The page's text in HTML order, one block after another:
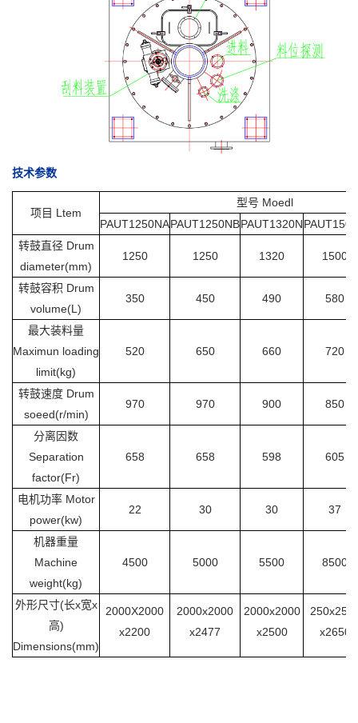
技术参数
项目 Ltem
型号 Moedl
PAUT1250NAPAUT1250NBPAUT1320N
转鼓直径 Drum
diameter(mm)
1250 1250 1320 1500
转鼓容积 Drum
volume(L)
350 450 490 580
最大装料量
Maximun loading
limit(kg)
520 650 660 720
转鼓速度 Drum
soeed(r/min)
970 970 900 850
分离因数
Separation
factor(Fr)
658 658 598 605
电机功率 Motor
power(kw)
22 30 30 37
机器重量
Machine
weight(kg)
4500 5000 5500 8500
外形尺寸(长x宽x
高)
Dimensions(mm)
2000X2000
x2200
2000x2000
x2477
2000x2000
x2500
x2650